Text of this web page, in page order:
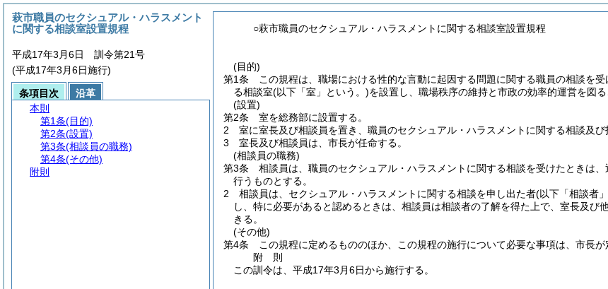
○萩市職員のセクシュアル・ハラスメントに関する相談室設置規程
(目的)
第1条
この規程は、職場における性的な言動に起因する問題に関する職員の相談を
る相談室(以下「室」という。)を設置し、職場秩序の維持と市政の効率的運営を図る
(設置)
第2条
室を総務部に設置する。
2
室に室長及び相談員を置き、職員のセクシュアル・ハラスメントに関する相談及び
3
室長及び相談員は、市長が任命する。
(相談員の職務)
第3条
相談員は、職員のセクシュアル・ハラスメントに関する相談を受けたときは
行うものとする。
2
相談員は、セクシュアル・ハラスメントに関する相談を申し出た者(以下「相談者
し、特に必要があると認めるときは、相談員は相談者の了解を得た上で、室長及
きる。
(その他)
第4条
この規程に定めるもののほか、この規程の施行について必要な事項は、市長が
附 則
この訓令は、平成17年3月6日から施行する。
萩市職員のセクシュアル・ハラスメント
に関する相談室設置規程
平成17年3月6日 訓令第21号
(平成17年3月6日施行)
条項目次
沿革
本則
第1条(目的)
第2条(設置)
第3条(相談員の職務)
第4条(その他)
附則